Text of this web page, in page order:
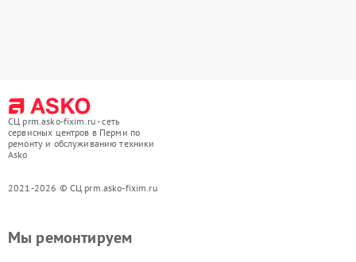
СЦ prm.asko-fixim.ru - сеть
сервисных центров в Перми по
ремонту и обслуживанию техники
Asko
2021-2026 © СЦ prm.asko-fixim.ru
Мы ремонтируем